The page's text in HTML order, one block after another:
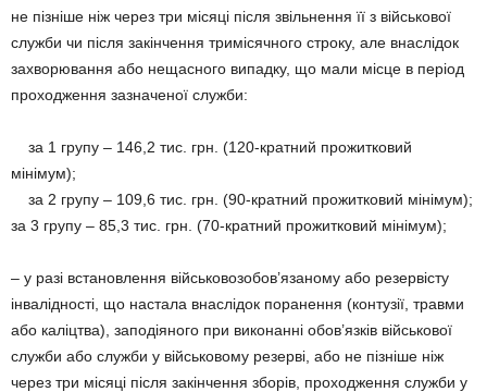
не пізніше ніж через три місяці після звільнення її з військової
служби чи після закінчення тримісячного строку, але внаслідок
захворювання або нещасного випадку, що мали місце в період
проходження зазначеної служби:
за 1 групу – 146,2 тис. грн. (120-кратний прожитковий
мінімум);
за 2 групу – 109,6 тис. грн. (90-кратний прожитковий мінімум);
за 3 групу – 85,3 тис. грн. (70-кратний прожитковий мінімум);
– у разі встановлення військовозобов’язаному або резервісту
інвалідності, що настала внаслідок поранення (контузії, травми
або каліцтва), заподіяного при виконанні обов’язків військової
служби або служби у військовому резерві, або не пізніше ніж
через три місяці після закінчення зборів, проходження служби у